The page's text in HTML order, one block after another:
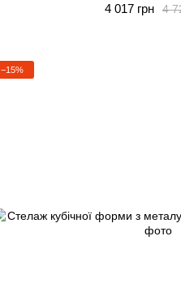
4
4 017 грн
−15%